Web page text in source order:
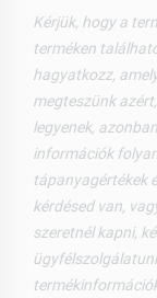
Kérjük, hogy a
terméken
hagyatkozz,
megteszünk
legyenek,
információk
tápanyagértékek
kérdésed van,
szeretnél kapni,